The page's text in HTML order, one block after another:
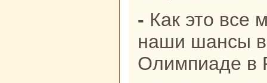
- Как это все может жаловался на
наши шансы
Олимпиаде в